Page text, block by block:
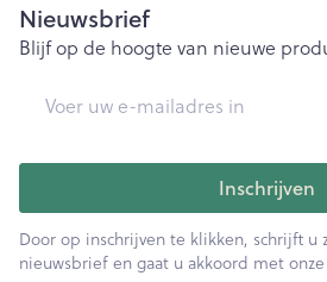
Nieuwsbrief
Blijf op de hoogte van nieuwe
Inschrijven
Door op inschrijven te klikken, schrijft u
nieuwsbrief en gaat u akkoord met onze